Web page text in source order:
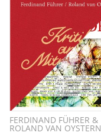
FERDINAND FÜHRER &
ROLAND VAN OYSTERN